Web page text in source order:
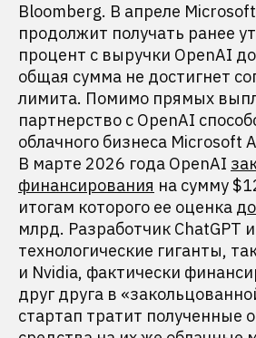
Bloomberg. В апреле
продолжит получать ранее
процент с выручки OpenAI
общая сумма не достигнет
лимита. Помимо прямых
партнерство с OpenAI
облачного бизнеса Microsoft
В марте 2026 года OpenAI
финансирования на сумму
итогам которого ее оценка
млрд. Разработчик ChatGPT и
технологические гиганты,
и Nvidia, фактически
друг друга в
стартап тратит полученные